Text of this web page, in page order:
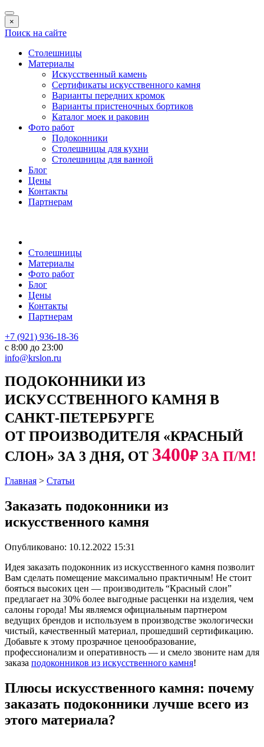
×
Поиск на сайте
Столешницы
Материалы
Искусственный камень
Сертификаты искусственного камня
Варианты передних кромок
Варианты пристеночных бортиков
Каталог моек и раковин
Фото работ
Подоконники
Столешницы для кухни
Столешницы для ванной
Блог
Цены
Контакты
Партнерам
Столешницы
Материалы
Фото работ
Блог
Цены
Контакты
Партнерам
+7 (921) 936-18-36
с 8:00 до 23:00
info@krslon.ru
ПОДОКОННИКИ ИЗ
ИСКУССТВЕННОГО КАМНЯ В
САНКТ-ПЕТЕРБУРГЕ
ОТ ПРОИЗВОДИТЕЛЯ «КРАСНЫЙ
СЛОН» ЗА 3 ДНЯ, ОТ 3400₽ ЗА П/М!
Главная > Статьи
Заказать подоконники из
искусственного камня
Опубликовано: 10.12.2022 15:31
Идея заказать подоконник из искусственного камня позволит
Вам сделать помещение максимально практичным! Не стоит
бояться высоких цен — производитель “Красный слон”
предлагает на 30% более выгодные расценки на изделия, чем
салоны города! Мы являемся официальным партнером
ведущих брендов и используем в производстве экологически
чистый, качественный материал, прошедший сертификацию.
Добавьте к этому прозрачное ценообразование,
профессионализм и оперативность — и смело звоните нам для
заказа подоконников из искусственного камня!
Плюсы искусственного камня: почему
заказать подоконники лучше всего из
этого материала?